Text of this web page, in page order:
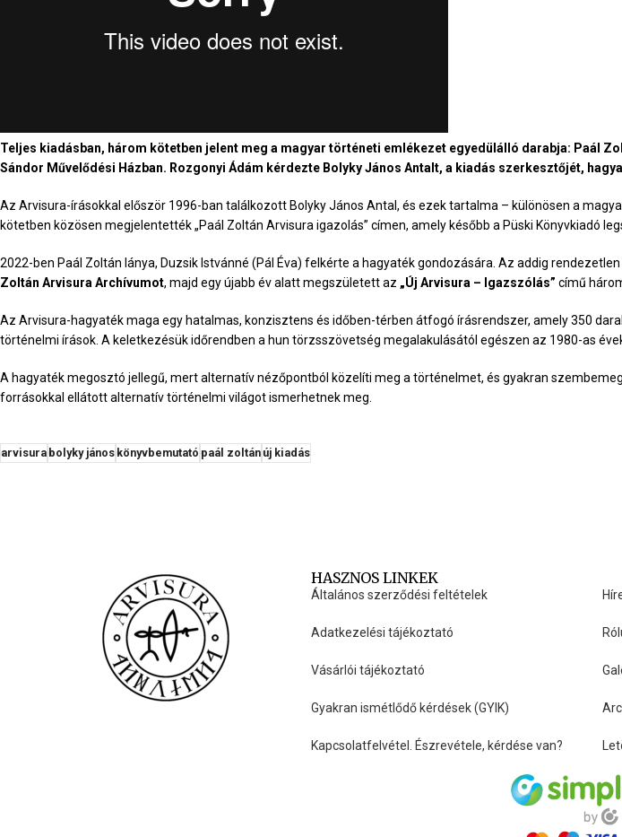
Teljes kiadásban, három kötetben jelent meg a magyar történeti emlékezet egyedülálló darabja: Paál
Sándor Művelődési Házban. Rozgonyi Ádám kérdezte Bolyky János Antalt, a kiadás szerkesztőjét,
Az Arvisura-írásokkal először 1996-ban találkozott Bolyky János Antal, és ezek tartalma – különösen a
kötetben közösen megjelentették „Paál Zoltán Arvisura igazolás” címen, amely később a Püski Könyvkiadó
2022-ben Paál Zoltán lánya, Duzsik Istvánné (Pál Éva) felkérte a hagyaték gondozására. Az addig
Zoltán Arvisura Archívumot, majd egy újabb év alatt megszületett az „Új Arvisura – Igazszólás” című
Az Arvisura-hagyaték maga egy hatalmas, konzisztens és időben-térben átfogó írásrendszer, amely 350
történelmi írások. A keletkezésük időrendben a hun törzsszövetség megalakulásától egészen az 1980-as
A hagyaték megosztó jellegű, mert alternatív nézőpontból közelíti meg a történelmet, és gyakran
forrásokkal ellátott alternatív történelmi világot ismerhetnek meg.
arvisurabolyky jánoskönyvbemutató paál zoltánúj kiadás
HASZNOS LINKEK
Általános szerződési feltételek
Adatkezelési tájékoztató
Vásárlói tájékoztató
Gyakran ismétlődő kérdések (GYIK)
Kapcsolatfelvétel. Észrevétele, kérdése van?